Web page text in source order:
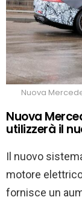
Nuova
Nuova
utilizzerà il
Il nuovo
motore
fornisce un